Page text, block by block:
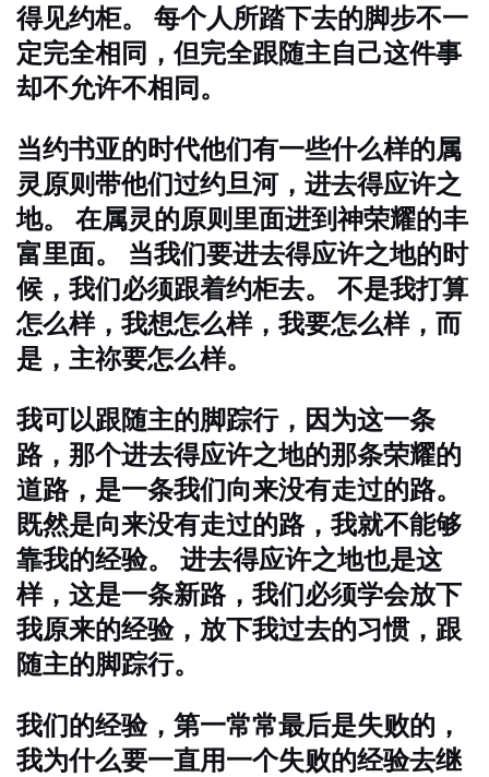
得见约柜。 每个人所踏下去的脚步不一
定完全相同，但完全跟随主自己这件事
却不允许不相同。
当约书亚的时代他们有一些什么样的属
灵原则带他们过约旦河，进去得应许之
地。 在属灵的原则里面进到神荣耀的丰
富里面。 当我们要进去得应许之地的时
候，我们必须跟着约柜去。 不是我打算
怎么样，我想怎么样，我要怎么样，而
是，主祢要怎么样。
我可以跟随主的脚踪行，因为这一条
路，那个进去得应许之地的那条荣耀的
道路，是一条我们向来没有走过的路。
既然是向来没有走过的路，我就不能够
靠我的经验。 进去得应许之地也是这
样，这是一条新路，我们必须学会放下
我原来的经验，放下我过去的习惯，跟
随主的脚踪行。
我们的经验，第一常常最后是失败的，
我为什么要一直用一个失败的经验去继